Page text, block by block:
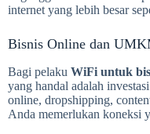
internet yang lebih besar
Bisnis Online dan
Bagi pelaku WiFi untuk
yang handal adalah
online, dropshipping,
Anda memerlukan koneksi